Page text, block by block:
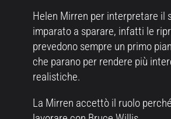
Helen Mirren per interpretare il
imparato a sparare, infatti le
prevedono sempre un primo
che parano per rendere più
realistiche.
La Mirren accettò il ruolo